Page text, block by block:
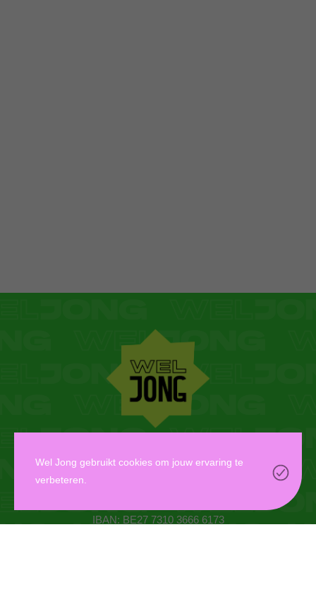
IBAN: BE27 7310 3666 6173
Wel Jong gebruikt cookies om jouw ervaring te
verbeteren.